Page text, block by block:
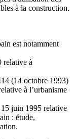
à la construction.
est notamment
relative à
(14 octobre 1993)
à l’urbanisme
juin 1995 relative
: étude,